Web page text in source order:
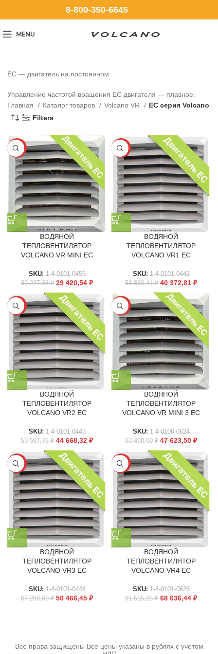
8-800-350-6645
MENU
EC — двигатель на постоянном.
Управление частотой вращения EC двигателя — плавное.
Главная
Каталог товаров Volcano VR
EC серия Volcano
Filters
-25%
ВОДЯНОЙ
ТЕПЛОВЕНТИЛЯТОР
VOLCANO VR MINI EC
SKU: 1-4-0101-0455
39 227,38₽ 29 420,54 ₽
-25%
ВОДЯНОЙ
ТЕПЛОВЕНТИЛЯТОР
VOLCANO VR1 EC
SKU: 1-4-0101-0442
53 830,41₽ 40 372,81 ₽
-25%
ВОДЯНОЙ
ТЕПЛОВЕНТИЛЯТОР
VOLCANO VR2 EC
SKU: 1-4-0101-0443
59 557,76₽ 44 668,32 ₽
-25%
ВОДЯНОЙ
ТЕПЛОВЕНТИЛЯТОР
VOLCANO VR MINI 3 EC
SKU: 1-4-0100-0624
63 498,00₽ 47 623,50 ₽
-25%
ВОДЯНОЙ
ТЕПЛОВЕНТИЛЯТОР
VOLCANO VR3 EC
SKU: 1-4-0101-0444
67 288,60₽ 50 466,45 ₽
-25%
ВОДЯНОЙ
ТЕПЛОВЕНТИЛЯТОР
VOLCANO VR4 EC
SKU: 1-4-0101-0626
91 515,25₽ 68 636,44 ₽
Все права защищены Все цены указаны в рублях с учетом